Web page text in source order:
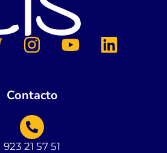
Contacto
923 21 57 51